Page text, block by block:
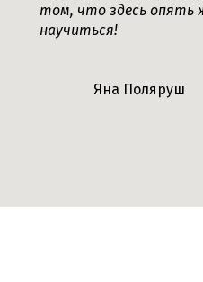
том, что здесь опять
научиться!
Яна Поляруш